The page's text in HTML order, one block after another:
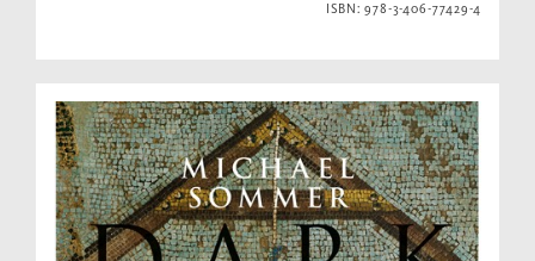
ISBN: 978-3-406-77429-4